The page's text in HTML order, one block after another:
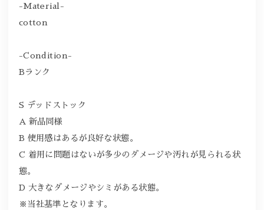
-Material-
cotton
-Condition-
Bランク
S デッドストック
A 新品同様
B 使用感はあるが良好な状態。
C 着用に問題はないが多少のダメージや汚れが見られる状
態。
D 大きなダメージやシミがある状態。
※当社基準となります。